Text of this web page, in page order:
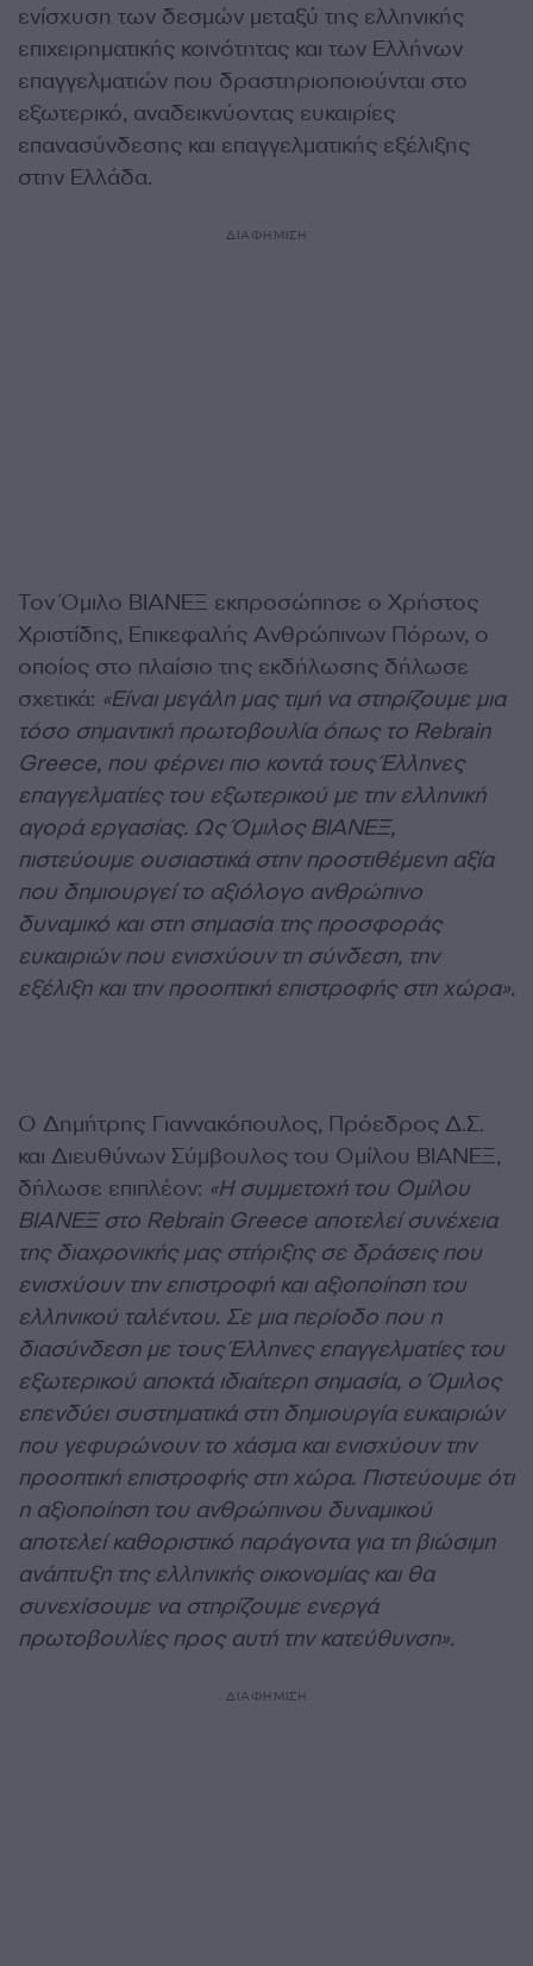
ενίσχυση των δεσμών μεταξύ της ελληνικής
επιχειρηματικής κοινότητας και των Ελλήνων
επαγγελματιών που δραστηριοποιούνται στο
εξωτερικό, αναδεικνύοντας ευκαιρίες
επανασύνδεσης και επαγγελματικής εξέλιξης
στην Ελλάδα.
ΔΙΑΦΗΜΙΣΗ
Τον Όμιλο ΒΙΑΝΕΞ εκπροσώπησε ο Χρήστος
Χριστίδης, Επικεφαλής Ανθρώπινων Πόρων, ο
οποίος στο πλαίσιο της εκδήλωσης δήλωσε
σχετικά: «Είναι μεγάλη μας τιμή να στηρίζουμε μια
τόσο σημαντική πρωτοβουλία όπως το Rebrain
Greece, που φέρνει πιο κοντά τους Έλληνες
επαγγελματίες του εξωτερικού με την ελληνική
αγορά εργασίας. Ως Όμιλος ΒΙΑΝΕΞ,
πιστεύουμε ουσιαστικά στην προστιθέμενη αξία
που δημιουργεί το αξιόλογο ανθρώπινο
δυναμικό και στη σημασία της προσφοράς
ευκαιριών που ενισχύουν τη σύνδεση, την
εξέλιξη και την προοπτική επιστροφής στη χώρα».
Ο Δημήτρης Γιαννακόπουλος, Πρόεδρος Δ.Σ.
και Διευθύνων Σύμβουλος του Ομίλου ΒΙΑΝΕΞ,
δήλωσε επιπλέον: «Η συμμετοχή του Ομίλου
ΒΙΑΝΕΞ στο Rebrain Greece αποτελεί συνέχεια
της διαχρονικής μας στήριξης σε δράσεις που
ενισχύουν την επιστροφή και αξιοποίηση του
ελληνικού ταλέντου. Σε μια περίοδο που η
διασύνδεση με τους Έλληνες επαγγελματίες του
εξωτερικού αποκτά ιδιαίτερη σημασία, ο Όμιλος
επενδύει συστηματικά στη δημιουργία ευκαιριών
που γεφυρώνουν το χάσμα και ενισχύουν την
προοπτική επιστροφής στη χώρα. Πιστεύουμε ότι
η αξιοποίηση του ανθρώπινου δυναμικού
αποτελεί καθοριστικό παράγοντα για τη βιώσιμη
ανάπτυξη της ελληνικής οικονομίας και θα
συνεχίσουμε να στηρίζουμε ενεργά
πρωτοβουλίες προς αυτή την κατεύθυνση».
ΔΙΑΦΗΜΙΣΗ